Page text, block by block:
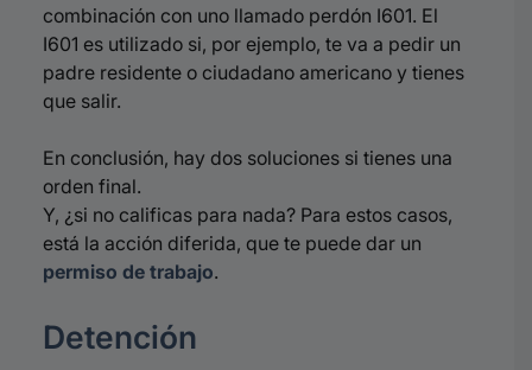
combinación con uno llamado perdón I601. El
I601 es utilizado si, por ejemplo, te va a pedir un
padre residente o ciudadano americano y tienes
que salir.
En conclusión, hay dos soluciones si tienes una
orden final.
Y, ¿si no calificas para nada? Para estos casos,
está la acción diferida, que te puede dar un
permiso de trabajo.
Detención